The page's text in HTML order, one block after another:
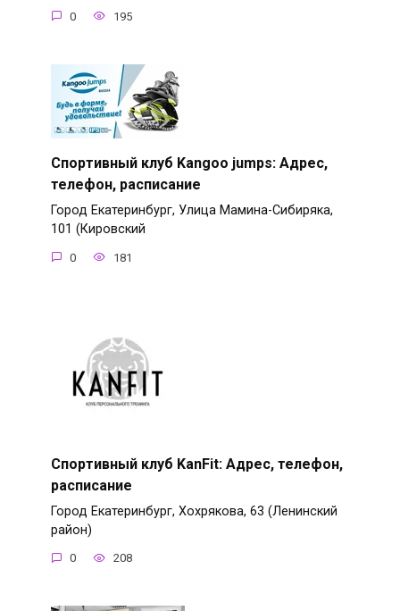
0 195
Спортивный клуб Kangoo jumps: Адрес,
телефон, расписание
Город Екатеринбург, Улица Мамина-Сибиряка,
101 (Кировский
0 181
Спортивный клуб KanFit: Адрес, телефон,
расписание
Город Екатеринбург, Хохрякова, 63 (Ленинский
район)
0 208